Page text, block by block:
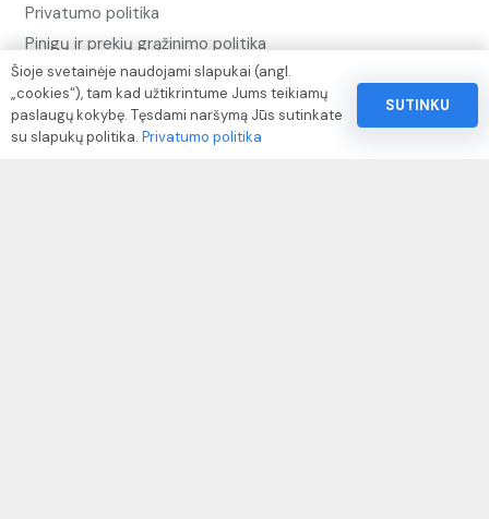
Privatumo politika
Pinigų ir prekių grąžinimo politika
Paslaugų naudojimo sąlygos ir taisyklės
Rekvizitai
Šioje svetainėje naudojami slapukai (angl.
„cookies“), tam kad užtikrintume Jums teikiamų
paslaugų kokybę. Tęsdami naršymą Jūs sutinkate
su slapukų politika. Privatumo politika
SUTINKU